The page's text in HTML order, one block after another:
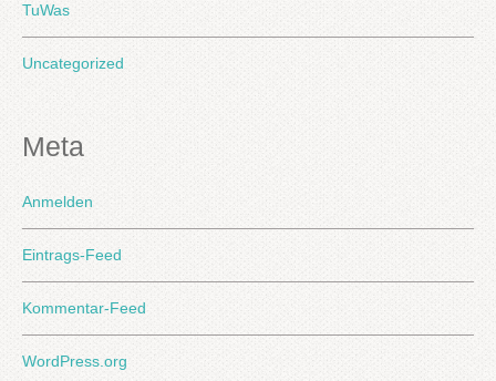
TuWas
Uncategorized
Meta
Anmelden
Eintrags-Feed
Kommentar-Feed
WordPress.org